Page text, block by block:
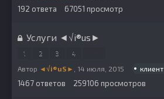
192 ответа 67051 просмотр
Услуги ◄√i®us►
1 2 3 4
Автор ◄√i®uS► 14 июля, 2015 клиент
1467 ответов 259106 просмотров